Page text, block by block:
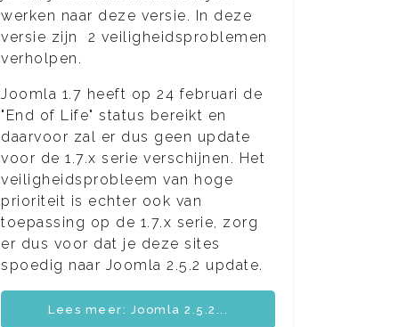
werken naar deze versie. In deze
versie zijn 2 veiligheidsproblemen
verholpen.
Joomla 1.7 heeft op 24 februari de
"End of Life" status bereikt en
daarvoor zal er dus geen update
voor de 1.7.x serie verschijnen. Het
veiligheidsprobleem van hoge
prioriteit is echter ook van
toepassing op de 1.7.x serie, zorg
er dus voor dat je deze sites
spoedig naar Joomla 2.5.2 update.
Lees meer: Joomla 2.5.2...